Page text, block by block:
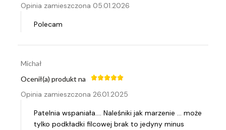
Opinia zamieszczona 05.01.2026
Polecam
Michał
Ocenił(a) produkt na
Opinia zamieszczona 26.01.2025
Patelnia wspaniała.... Naleśniki jak marzenie ... może
tylko podkładki filcowej brak to jedyny minus